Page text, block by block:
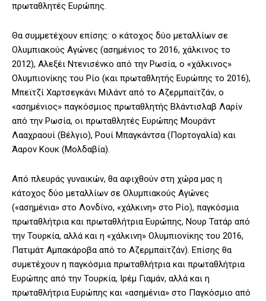
πρωταθλητές Ευρώπης.
Θα συμμετέχουν επίσης: ο κάτοχος δύο μεταλλίων σε
Ολυμπιακούς Αγώνες (ασημένιος το 2016, χάλκινος το
2012), Αλεξέι Ντενισένκο από την Ρωσία, ο «χάλκινος»
Ολυμπιονίκης του Ρίο (και πρωταθλητής Ευρώπης το 2016),
Μπεϊτζί Χαρτσεγκάνι Μιλάντ από το Αζερμπαϊτζάν, ο
«ασημένιος» παγκόσμιος πρωταθλητής Βλάντισλαβ Λαρίν
από την Ρωσία, οι πρωταθλητές Ευρώπης Μουράντ
Λααχραουί (Βέλγιο), Ρουί Μπαγκάντσα (Πορτογαλία) και
Άαρον Κουκ (Μολδαβία).
Από πλευράς γυναικών, θα αφιχθούν στη χώρα μας η
κάτοχος δύο μεταλλίων σε Ολυμπιακούς Αγώνες
(«ασημένια» στο Λονδίνο, «χάλκινη» στο Ρίο), παγκόσμια
πρωταθλήτρια και πρωταθλήτρια Ευρώπης, Νουρ Τατάρ από
την Τουρκία, αλλά και η «χάλκινη» Ολυμπιονίκης του 2016,
Πατιμάτ Αμπακάροβα από το Αζερμπαϊτζάν). Επίσης θα
συμετέχουν η παγκόσμια πρωταθλήτρια και πρωταθλήτρια
Ευρώπης από την Τουρκία, Ιρέμ Γιαμάν, αλλά και η
πρωταθλήτρια Ευρώπης και «ασημένια» στο Παγκόσμιο από